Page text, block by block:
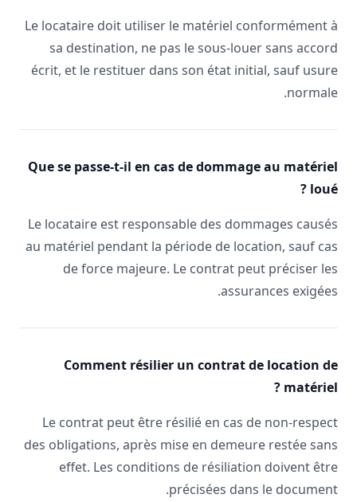
Le locataire doit utiliser le matériel conformément à
sa destination, ne pas le sous-louer sans accord
écrit, et le restituer dans son état initial, sauf usure
normale.
Que se passe-t-il en cas de dommage au matériel
loué ?
Le locataire est responsable des dommages causés
au matériel pendant la période de location, sauf cas
de force majeure. Le contrat peut préciser les
assurances exigées.
Comment résilier un contrat de location de
matériel ?
Le contrat peut être résilié en cas de non-respect
des obligations, après mise en demeure restée sans
effet. Les conditions de résiliation doivent être
précisées dans le document.